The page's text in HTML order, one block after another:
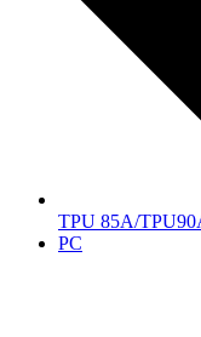
TPU 85A/
PC